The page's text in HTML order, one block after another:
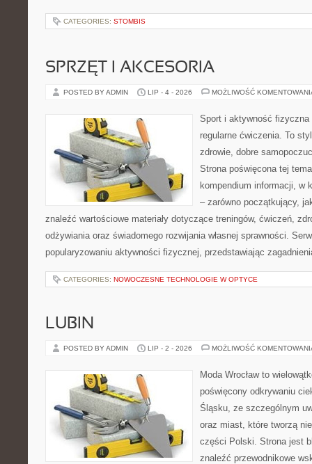
CATEGORIES: STOMBIS
SPRZĘT I AKCESORIA
POSTED BY ADMIN LIP - 4 - 2026 MOŻLIWOŚĆ
Sport i aktywność
regularne ćwiczenia. To
zdrowie, dobre
Strona poświęcona tej
kompendium informacji, w
– zarówno początkujący,
znaleźć wartościowe materiały dotyczące treningów, ćwiczeń,
odżywiania oraz świadomego rozwijania własnej sprawności.
popularyzowaniu aktywności fizycznej, przedstawiając
CATEGORIES: NOWOCZESNE TECHNOLOGIE W OPTYCE
LUBIN
POSTED BY ADMIN LIP - 2 - 2026 MOŻLIWOŚĆ
Moda Wrocław to
poświęcony odkrywaniu
Śląsku, ze szczególnym
oraz miast, które tworzą
części Polski. Strona jest
znaleźć przewodnikowe